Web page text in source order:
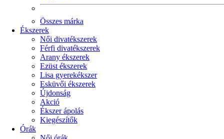
Összes márka
Ékszerek
Női divatékszerek
Férfi divatékszerek
Arany ékszerek
Ezüst ékszerek
Lisa gyerekékszer
Esküvői ékszerek
Újdonság
Akció
Ékszer ápolás
Kiegészítők
Órák